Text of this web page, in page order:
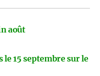
août
le 15 septembre sur le